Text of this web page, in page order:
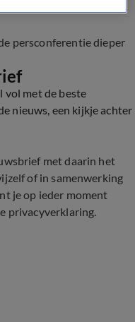
persconferentie dieper
vol met de beste
nieuws, een kijkje achter
met daarin het
of in samenwerking
je op ieder moment
privacyverklaring.